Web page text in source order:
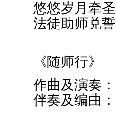
悠悠岁月牵
法徒助师兑
《随师行》
作曲及演奏
伴奏及编曲